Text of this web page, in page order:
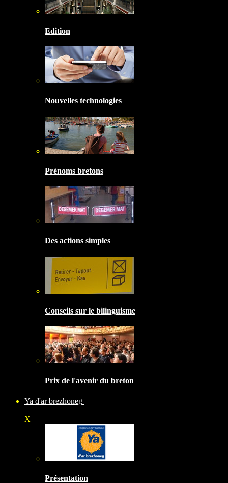
Edition
Nouvelles technologies
Prénoms bretons
Des actions simples
Conseils sur le bilinguisme
Prix de l'avenir du breton
Ya d'ar brezhoneg
X
Présentation